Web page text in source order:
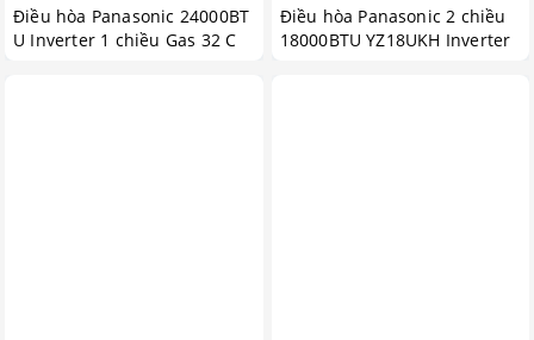
Điều hòa Panasonic 24000BT
U Inverter 1 chiều Gas 32 C
Điều hòa Panasonic 2 chiều
18000BTU YZ18UKH Inverter